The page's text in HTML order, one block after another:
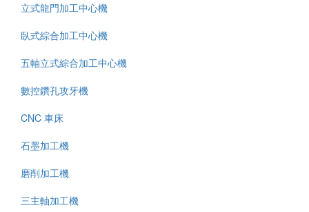
立式龍門加工中心機
臥式綜合加工中心機
五軸立式綜合加工中心機
數控鑽孔攻牙機
CNC 車床
石墨加工機
磨削加工機
三主軸加工機